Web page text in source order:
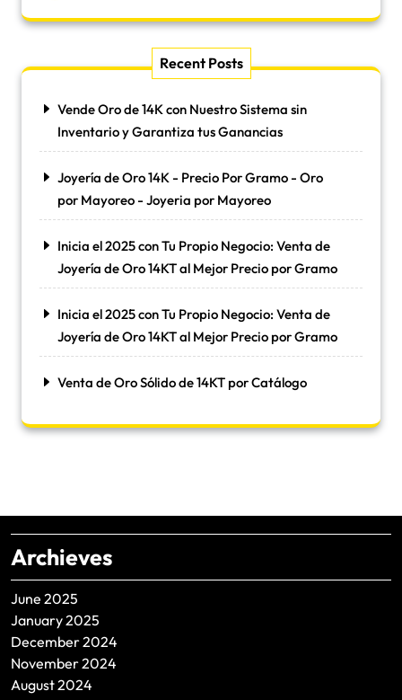
Recent Posts
Vende Oro de 14K con Nuestro Sistema sin
Inventario y Garantiza tus Ganancias
Joyería de Oro 14K - Precio Por Gramo - Oro
por Mayoreo - Joyeria por Mayoreo
Inicia el 2025 con Tu Propio Negocio: Venta de
Joyería de Oro 14KT al Mejor Precio por Gramo
Inicia el 2025 con Tu Propio Negocio: Venta de
Joyería de Oro 14KT al Mejor Precio por Gramo
Venta de Oro Sólido de 14KT por Catálogo
Archieves
June 2025
January 2025
December 2024
November 2024
August 2024